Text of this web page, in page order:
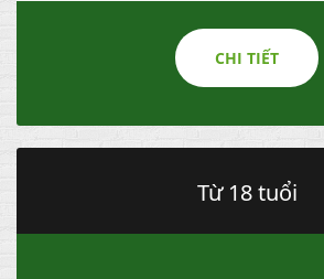
CHI TIẾT
Từ 18 tuổi